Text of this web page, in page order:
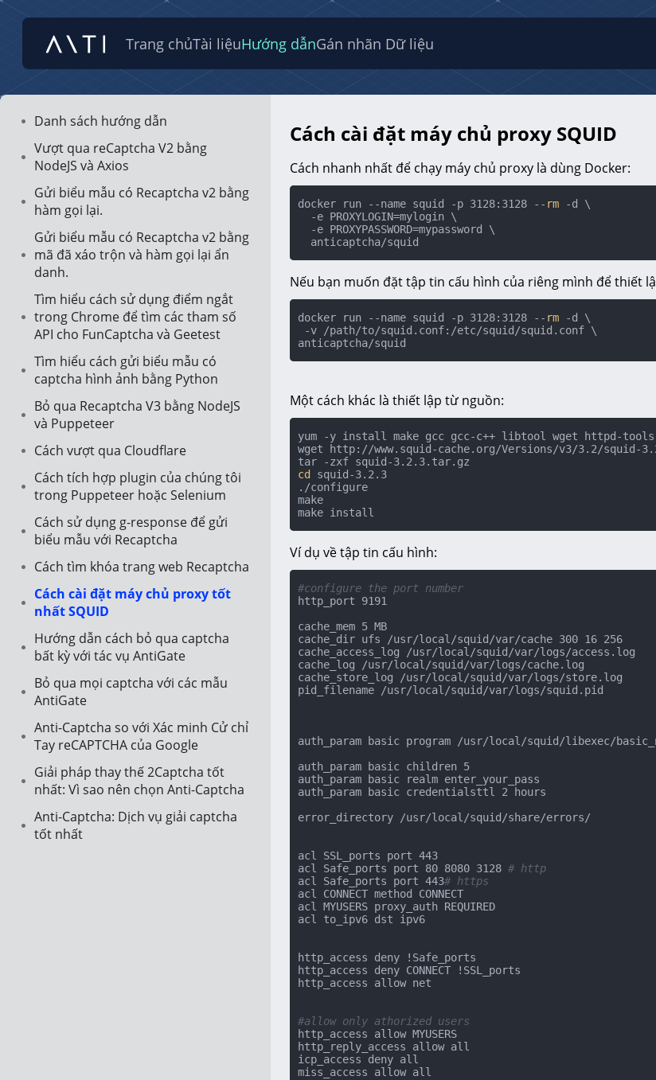
Trang chủTài liệuHướng dẫnGán nhãn Dữ liệu
Danh sách hướng dẫn
Vượt qua reCaptcha V2 bằng
NodeJS và Axios
Gửi biểu mẫu có Recaptcha v2 bằng
hàm gọi lại.
Gửi biểu mẫu có Recaptcha v2 bằng
mã đã xáo trộn và hàm gọi lại ẩn
danh.
Tìm hiểu cách sử dụng điểm ngắt
trong Chrome để tìm các tham số
API cho FunCaptcha và Geetest
Tìm hiểu cách gửi biểu mẫu có
captcha hình ảnh bằng Python
Bỏ qua Recaptcha V3 bằng NodeJS
và Puppeteer
Cách vượt qua Cloudflare
Cách tích hợp plugin của chúng tôi
trong Puppeteer hoặc Selenium
Cách sử dụng g-response để gửi
biểu mẫu với Recaptcha
Cách tìm khóa trang web Recaptcha
Cách cài đặt máy chủ proxy tốt
nhất SQUID
Hướng dẫn cách bỏ qua captcha
bất kỳ với tác vụ AntiGate
Bỏ qua mọi captcha với các mẫu
AntiGate
Anti-Captcha so với Xác minh Cử chỉ
Tay reCAPTCHA của Google
Giải pháp thay thế 2Captcha tốt
nhất: Vì sao nên chọn Anti-Captcha
Anti-Captcha: Dịch vụ giải captcha
tốt nhất
Cách cài đặt máy chủ proxy SQUID
Cách nhanh nhất để chạy máy chủ proxy là dùng Docker:
docker run --name squid -p 3128:3128 -- rm -d \
  anticaptcha/squid
Nếu bạn muốn đặt tập tin cấu hình của riêng mình để thiết
docker run --name squid -p 3128:3128 -- rm -d \
anticaptcha/squid
Một cách khác là thiết lập từ nguồn:
yum -y install make gcc gcc-c++ libtool wget httpd-tools
wget http://www.squid-cache.org/Versions/v3/3.2/squid-
cd
squid-3.2.3
./configure
make
make install
Ví dụ về tập tin cấu hình:
#configure the port number
http_port 9191
cache_mem 5 MB
cache_dir ufs /usr/local/squid/var/cache 300 16 256
cache_access_log /usr/local/squid/var/logs/access.log
cache_log /usr/local/squid/var/logs/cache.log
cache_store_log /usr/local/squid/var/logs/store.log
pid_filename /usr/local/squid/var/logs/squid.pid
auth_param basic program /usr/local/squid/libexec/
auth_param basic children 5
auth_param basic realm enter_your_pass
auth_param basic credentialsttl 2 hours
error_directory /usr/local/squid/share/errors/
acl SSL_ports port 443
acl Safe_ports port 80 8080 3128 # http
acl Safe_ports port 443# https
acl CONNECT method CONNECT
acl MYUSERS proxy_auth REQUIRED
acl to_ipv6 dst ipv6
http_access deny !Safe_ports
http_access deny CONNECT !SSL_ports
http_access allow net
#allow only athorized users
http_access allow MYUSERS
http_reply_access allow all
icp_access deny all
miss_access allow all